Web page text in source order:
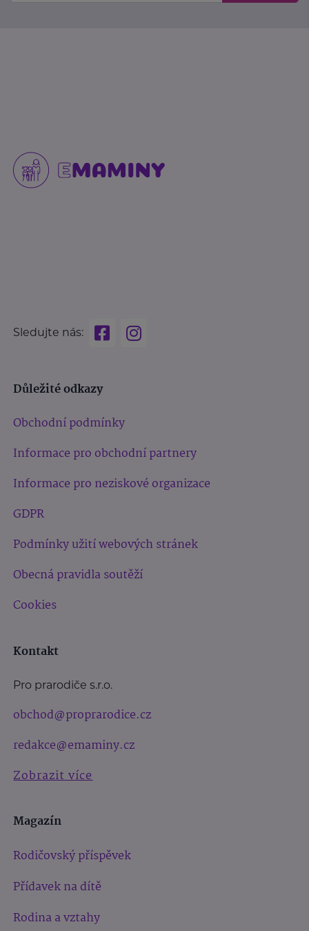
Sledujte nás:
Důležité odkazy
Obchodní podmínky
Informace pro obchodní partnery
Informace pro neziskové organizace
GDPR
Podmínky užití webových stránek
Obecná pravidla soutěží
Cookies
Kontakt
Pro prarodiče s.r.o.
obchod@proprarodice.cz
redakce@emaminy.cz
Zobrazit více
Magazín
Rodičovský příspěvek
Přídavek na dítě
Rodina a vztahy